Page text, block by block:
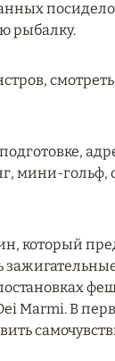
рыбалку.
мини-гольф,
который
Marmi. В